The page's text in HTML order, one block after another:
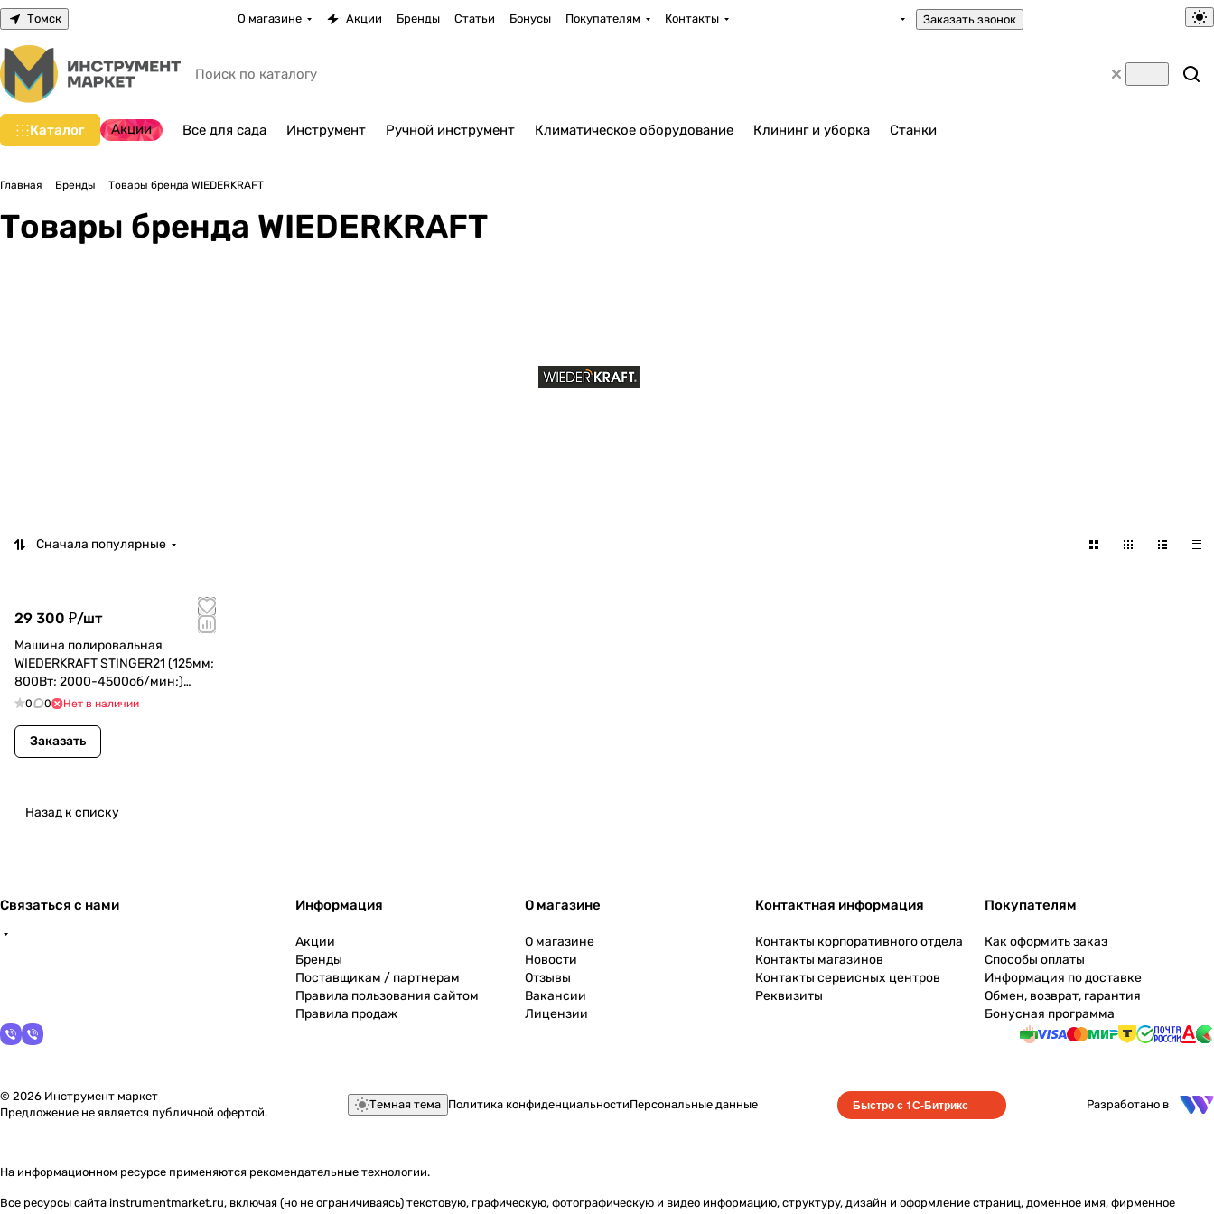
Томск О магазине Акции Бренды Статьи Бонусы Покупателям Контакты Заказать звонок
Каталог Акции Все для сада Инструмент Ручной инструмент Климатическое оборудование Клининг и уборка Станки
Главная Бренды Товары бренда WIEDERKRAFT
Товары бренда WIEDERKRAFT
Сначала популярные
29 300 ₽/шт
Машина полировальная
WIEDERKRAFT STINGER21 (125мм;
800Вт; 2000-4500об/мин;)
(WDK-PM800R)
0 0 Нет в наличии
Заказать
Назад к списку
Связаться с нами Информация
Акции
Бренды
Поставщикам / партнерам
Правила пользования сайтом
Правила продаж
О магазине
О магазине
Новости
Отзывы
Вакансии
Лицензии
Контактная информация
Контакты корпоративного отдела
Контакты магазинов
Контакты сервисных центров
Реквизиты
Покупателям
Как оформить заказ
Способы оплаты
Информация по доставке
Обмен, возврат, гарантия
Бонусная программа
© 2026 Инструмент маркет
Предложение не является публичной офертой.
Темная тема Политика конфиденциальностиПерсональные данные Быстро с 1С-Битрикс Разработано в
На информационном ресурсе применяются рекомендательные технологии.
Все ресурсы сайта instrumentmarket.ru, включая (но не ограничиваясь) текстовую, графическую, фотографическую и видео информацию, структуру, дизайн и оформление страниц, доменное имя, фирменное